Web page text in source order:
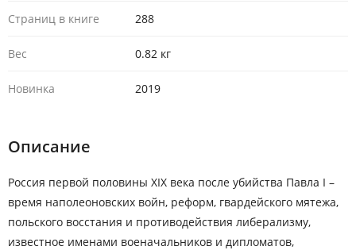
Страниц в книге 288
Вес 0.82 кг
Новинка 2019
Описание
Россия первой половины XIX века после убийства Павла I –
время наполеоновских войн, реформ, гвардейского мятежа,
польского восстания и противодействия либерализму,
известное именами военачальников и дипломатов,